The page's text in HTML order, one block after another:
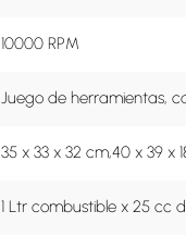
10000 RPM
Juego de herramientas,
35 x 33 x 32 cm,40 x 39 x
1 Ltr combustible x 25 cc